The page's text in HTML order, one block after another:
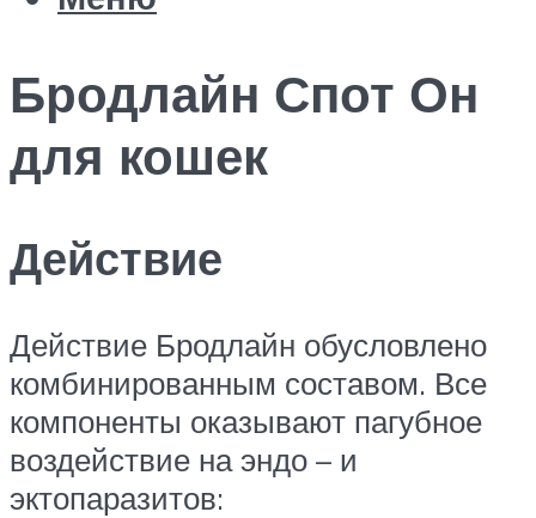
Бродлайн Спот Он
для кошек
Действие
Действие Бродлайн обусловлено
комбинированным составом. Все
компоненты оказывают пагубное
воздействие на эндо – и
эктопаразитов: